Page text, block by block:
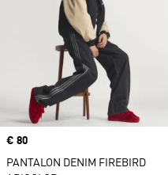
Prix
€ 80
PANTALON DENIM FIREBIRD